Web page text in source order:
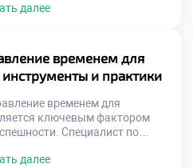
и социальными
является фундаментом всей
власти. Без качественного
функционирование
выступает связующим
законом […]
далее
временем для
и практики
временем для
ключевым фактором
Специалист по
входящей информации.
далее